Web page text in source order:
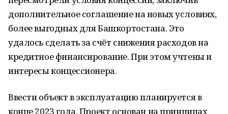
дополнительное соглашение на новых условиях,
более выгодных для Башкортостана. Это
удалось сделать за счёт снижения расходов на
кредитное финансирование. При этом учтены и
интересы концессионера.
Ввести объект в эксплуатацию планируется в
конце 2023 года. Проект основан на принципах